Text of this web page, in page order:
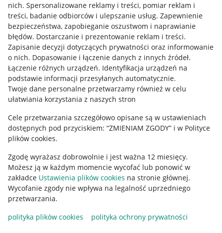
nich. Spersonalizowane reklamy i treści, pomiar reklam i
treści, badanie odbiorców i ulepszanie usług. Zapewnienie
bezpieczeństwa, zapobieganie oszustwom i naprawianie
błędów. Dostarczanie i prezentowanie reklam i treści.
Zapisanie decyzji dotyczących prywatności oraz informowanie
o nich. Dopasowanie i łączenie danych z innych źródeł.
Łączenie różnych urządzeń. Identyfikacja urządzeń na
podstawie informacji przesyłanych automatycznie.
Twoje dane personalne przetwarzamy również w celu
ułatwiania korzystania z naszych stron
Cele przetwarzania szczegółowo opisane są w ustawieniach
dostępnych pod przyciskiem: “ZMIENIAM ZGODY” i w Polityce
plików cookies.
Zgodę wyrażasz dobrowolnie i jest ważna 12 miesięcy.
Możesz ją w każdym momencie wycofać lub ponowić w
zakładce Ustawienia plików cookies na stronie głównej.
Wycofanie zgody nie wpływa na legalność uprzedniego
przetwarzania.
polityka plików cookies
polityka ochrony prywatności
Udostępnianie lokalizacji
Informacje dla Aktu o Usługach Cyfrowych
Pobierz aplikację
Korzystanie z serwisu oznacza akceptacjęregulaminu.